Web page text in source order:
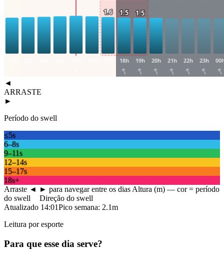
1.6 1.5 1.5
18h 19h 20h 21h 22h 23h
◄
ARRASTE
►
Período do swell
≤5s
6–8s
9–11s
12–14s
15–17s
18s+
Arraste ◄ ► para navegar entre os dias Altura (m) — cor = período
do swell
Direção do swell
Atualizado 14:01Pico semana: 2.1m
Leitura por esporte
Para que esse dia serve?